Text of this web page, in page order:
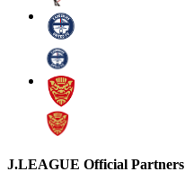
J.LEAGUE Official Partners